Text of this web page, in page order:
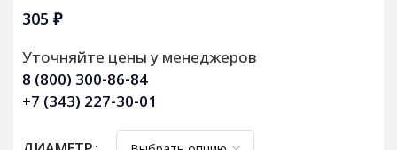
305 ₽
Уточняйте цены у менеджеров
8 (800) 300-86-84
+7 (343) 227-30-01